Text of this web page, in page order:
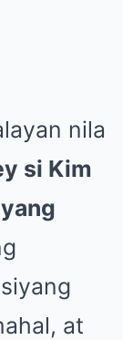
nila
si Kim
at